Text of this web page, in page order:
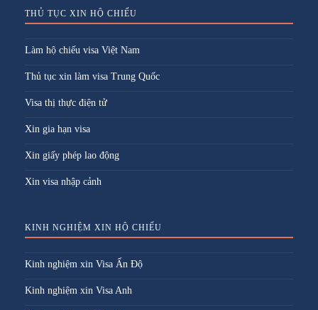
THỦ TỤC XIN HỘ CHIẾU
Làm hộ chiếu visa Việt Nam
Thủ tục xin làm visa Trung Quốc
Visa thị thực điện tử
Xin gia hạn visa
Xin giấy phép lao động
Xin visa nhập cảnh
KINH NGHIỆM XIN HỘ CHIẾU
Kinh nghiệm xin Visa Ấn Độ
Kinh nghiệm xin Visa Anh